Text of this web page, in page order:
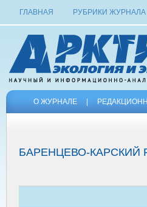
ГЛАВНАЯ РУБРИКИ ЖУРНАЛА
О ЖУРНАЛЕ
БАРЕНЦЕВО-КАРСКИЙ